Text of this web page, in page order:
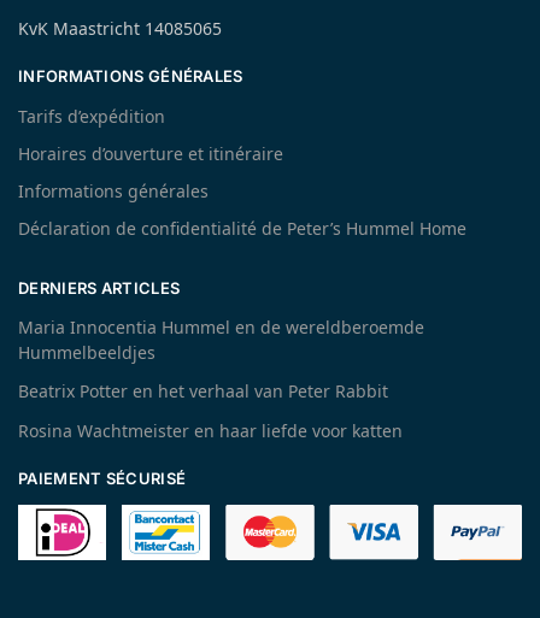
KvK Maastricht 14085065
INFORMATIONS GÉNÉRALES
Tarifs d’expédition
Horaires d’ouverture et itinéraire
Informations générales
Déclaration de confidentialité de Peter’s Hummel Home
DERNIERS ARTICLES
Maria Innocentia Hummel en de wereldberoemde
Hummelbeeldjes
Beatrix Potter en het verhaal van Peter Rabbit
Rosina Wachtmeister en haar liefde voor katten
PAIEMENT SÉCURISÉ